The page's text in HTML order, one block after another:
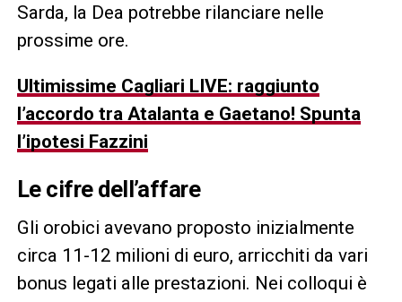
Sarda, la Dea potrebbe rilanciare nelle
prossime ore.
Ultimissime Cagliari LIVE: raggiunto
l’accordo tra Atalanta e Gaetano! Spunta
l’ipotesi Fazzini
Le cifre dell’affare
Gli orobici avevano proposto inizialmente
circa 11-12 milioni di euro, arricchiti da vari
bonus legati alle prestazioni. Nei colloqui è